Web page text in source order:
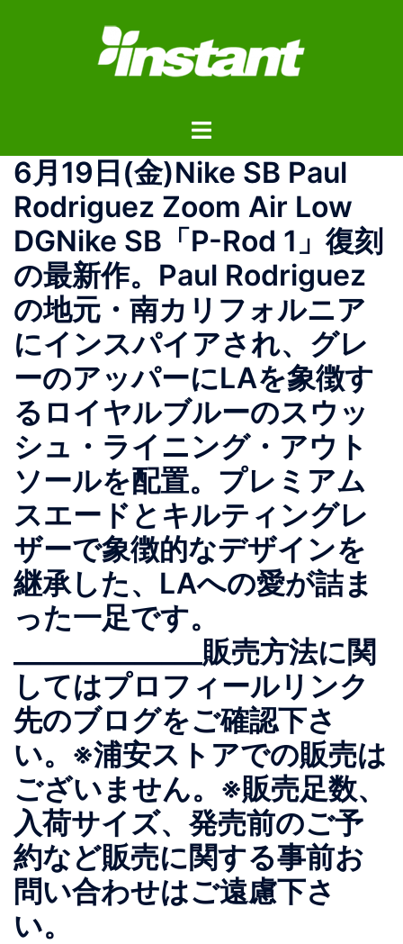
ス
ト
ル
ニ
ュ
6月19日(金)Nike SB Paul
Rodriguez Zoom Air Low
DGNike SB「P-Rod 1」復刻
の最新作。Paul Rodriguez
の地元・南カリフォルニア
にインスパイアされ、グレ
ーのアッパーにLAを象徴す
るロイヤルブルーのスウッ
シュ・ライニング・アウト
ソールを配置。プレミアム
スエードとキルティングレ
ザーで象徴的なデザインを
継承した、LAへの愛が詰ま
った一足です。
______________販売方法に関
してはプロフィールリンク
先のブログをご確認下さ
い。※浦安ストアでの販売は
ございません。※販売足数、
入荷サイズ、発売前のご予
約など販売に関する事前お
問い合わせはご遠慮下さ
い。